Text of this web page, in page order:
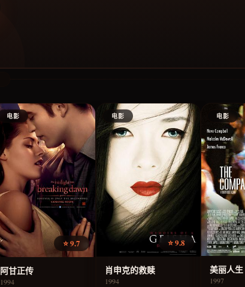
电影
⭐ 9.7
阿甘正传
1994
电影
⭐ 9.8
肖申克的救赎
1994
电影
美丽人生
1997